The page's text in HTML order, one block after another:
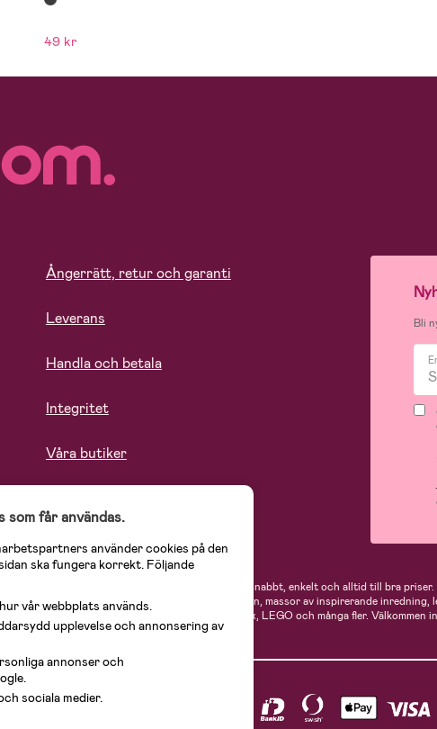
49 kr
Ångerrätt, retur och garanti
Leverans
Handla och betala
Integritet
Våra butiker
Bli
produkter för barnfamiljen. Hos oss handlar du snabbt, enkelt och alltid till bra priser.
kläder för barn och baby, produkter för mamman, massor av inspirerande
KidKraft, Ergobaby, Philips Avent, Neonate, Cybex, LEGO och många fler.
som får användas.
använder cookies på den
ska fungera korrekt. Följande
vår webbplats används.
upplevelse och annonsering av
annonser och
sociala medier.